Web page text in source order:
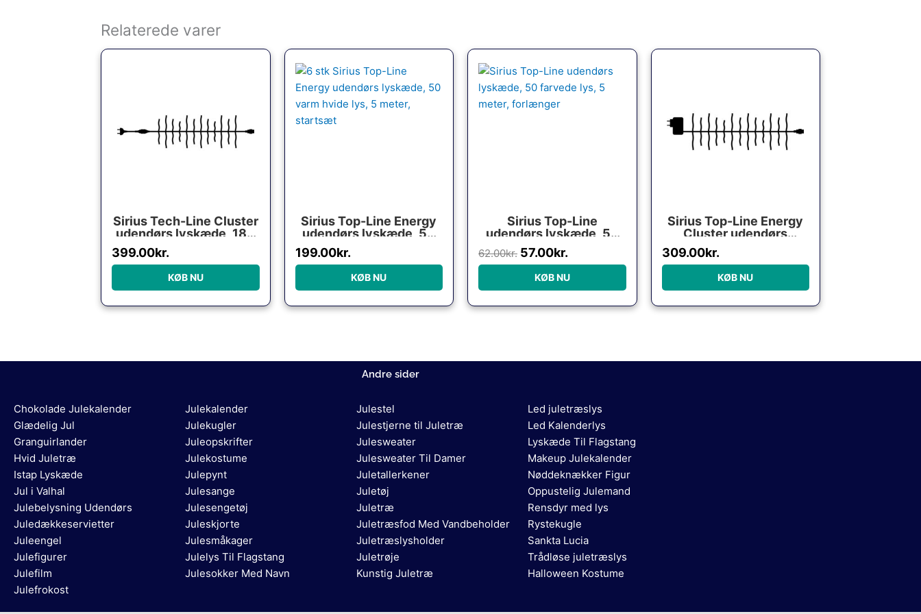
Relaterede varer
Sirius Tech-Line Cluster
udendørs lyskæde, 180
varm hvide lys, 3 meter,
startsæt
399.00kr.
KØB NU
Sirius Top-Line Energy
udendørs lyskæde, 50
varm hvide lys, 5 meter,
startsæt
199.00kr.
KØB NU
Sirius Top-Line
udendørs lyskæde, 50
farvede lys, 5 meter,
forlænger
62.00kr.
oprindelige
pris
var:
57.00kr.
aktuelle
pris
KØB NU
Sirius Top-Line Energy
Cluster udendørs
lyskæde, 200 varm
hvide lys, 3 meter,
startsæt
309.00kr.
KØB NU
Andre sider
Chokolade Julekalender
Glædelig Jul
Granguirlander
Hvid Juletræ
Istap Lyskæde
Jul i Valhal
Julebelysning Udendørs
Juledækkeservietter
Juleengel
Julefigurer
Julefilm
Julefrokost
Julekalender
Julekugler
Juleopskrifter
Julekostume
Julepynt
Julesange
Julesengetøj
Juleskjorte
Julesmåkager
Julelys Til Flagstang
Julesokker Med Navn
Julestel
Julestjerne til Juletræ
Julesweater
Julesweater Til Damer
Juletallerkener
Juletøj
Juletræ
Juletræsfod Med Vandbeholder
Juletræslysholder
Juletrøje
Kunstig Juletræ
Led juletræslys
Led Kalenderlys
Lyskæde Til Flagstang
Makeup Julekalender
Nøddeknækker Figur
Oppustelig Julemand
Rensdyr med lys
Rystekugle
Sankta Lucia
Trådløse juletræslys
Halloween Kostume